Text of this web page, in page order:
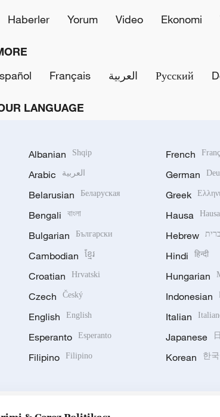
Haberler Yorum Video Ekonomi
Français العربية Русский
LANGUAGE
Albanian Shqip
Arabic العربية
Belarusian Беларуская
Bengali বাংলা
Bulgarian Български
Cambodian ខ្មែរ
Croatian Hrvatski
Czech Český
English English
Esperanto Esperanto
Filipino Filipino
French
German
Greek
Hausa Hausa
Hebrew
Hindi हिन्दी
Hungarian
Indonesian
Italian
Japanese
Korean 한국